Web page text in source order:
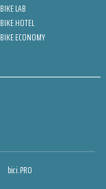
BIKE LAB
BIKE HOTEL
BIKE ECONOMY
bici.PRO